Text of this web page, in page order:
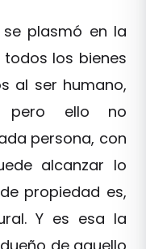
plasmó en la
todos los bienes
al ser humano,
pero ello no
persona, con
alcanzar lo
propiedad es,
Y es esa la